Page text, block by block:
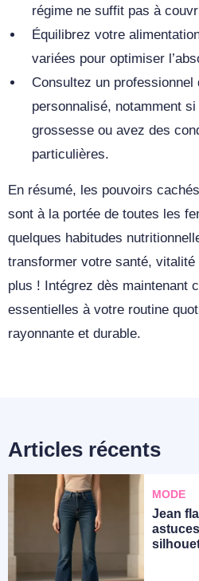
régime ne suffit pas à
Équilibrez votre
variées pour optimiser
Consultez un professionnel
personnalisé, notamment
grossesse ou avez des
particulières.
En résumé, les pouvoirs
sont à la portée de toutes les
quelques habitudes
transformer votre santé, vitalité
plus ! Intégrez dès maintenant
essentielles à votre routine
rayonnante et durable.
Articles récents
MODE
Jean